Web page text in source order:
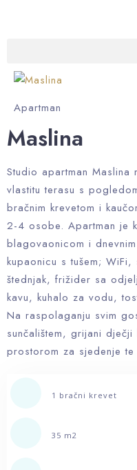
Apartman
Maslina
Studio apartman
vlastitu terasu s
bračnim krevetom i
2-4 osobe. Apartman je
blagovaonicom i
kupaonicu s tušem; WiFi,
štednjak, frižider sa
kavu, kuhalo za vodu,
Na raspolaganju svim
sunčalištem, grijani
prostorom za sjedenje
1 bračni krevet
35 m2